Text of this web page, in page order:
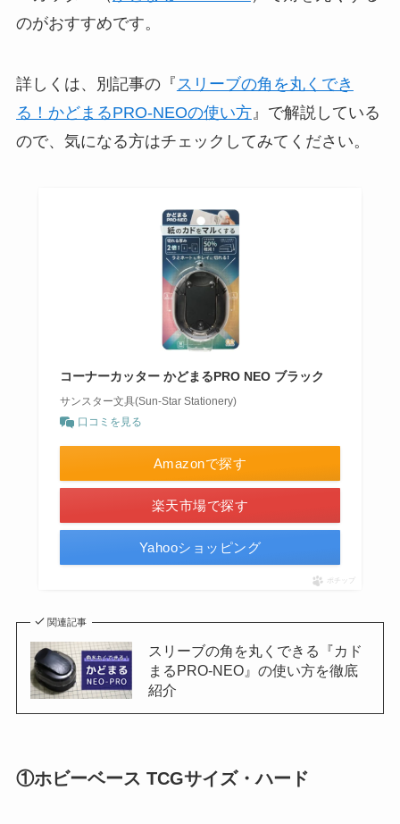
のがおすすめです。
詳しくは、別記事の『スリーブの角を丸くでき
る！かどまるPRO-NEOの使い方』で解説している
ので、気になる方はチェックしてみてください。
コーナーカッター かどまるPRO NEO ブラック
サンスター文具(Sun-Star Stationery)
口コミを見る
Amazonで探す
楽天市場で探す
Yahooショッピング
ポチップ
関連記事
スリーブの角を丸くできる『カド
まるPRO-NEO』の使い方を徹底
紹介
①ホビーベース TCGサイズ・ハード